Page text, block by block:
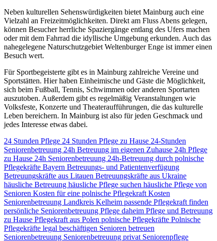
Neben kulturellen Sehenswürdigkeiten bietet Mainburg auch eine
Vielzahl an Freizeitmöglichkeiten. Direkt am Fluss Abens gelegen,
können Besucher herrliche Spaziergänge entlang des Ufers machen
oder mit dem Fahrrad die idyllische Umgebung erkunden. Auch das
nahegelegene Naturschutzgebiet Weltenburger Enge ist immer einen
Besuch wert.
Für Sportbegeisterte gibt es in Mainburg zahlreiche Vereine und
Sportstätten. Hier haben Einheimische und Gäste die Möglichkeit,
sich beim Fußball, Tennis, Schwimmen oder anderen Sportarten
auszutoben. Außerdem gibt es regelmäßig Veranstaltungen wie
Volksfeste, Konzerte und Theateraufführungen, die das kulturelle
Leben bereichern. In Mainburg ist also für jeden Geschmack und
jedes Interesse etwas dabei.
24 Stunden Pflege 24 Stunden Pflege zu Hause 24-Stunden
Seniorenbetreuung 24h Betreuung im eigenen Zuhause 24h Pflege
zu Hause 24h Seniorenbetreuung 24h-Betreuung durch polnische
Pflegekräfte Bayern Betreuungs- und Patientenverfügung
Betreuungskräfte aus Litauen Betreuungskräfte aus Ukraine
häusliche Betreuung häusliche Pflege suchen häusliche Pflege von
Senioren Kosten für eine polnische Pflegekraft Kosten
Seniorenbetreuung Landkreis Kelheim passende Pflegekraft finden
persönliche Seniorenbetreuung Pflege daheim Pflege und Betreuung
zu Hause Pflegekraft aus Polen polnische Pflegekräfte Polnische
Pflegekräfte legal beschäftigen Senioren betreuen
Seniorenbetreuung Seniorenbetreuung privat Seniorenpflege